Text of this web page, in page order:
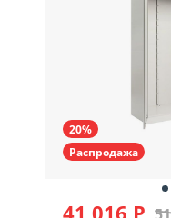
20%
Распродажа